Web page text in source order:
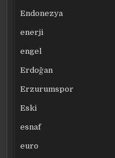
Endonezya
enerji
engel
Erdoğan
Erzurumspor
Eski
esnaf
euro